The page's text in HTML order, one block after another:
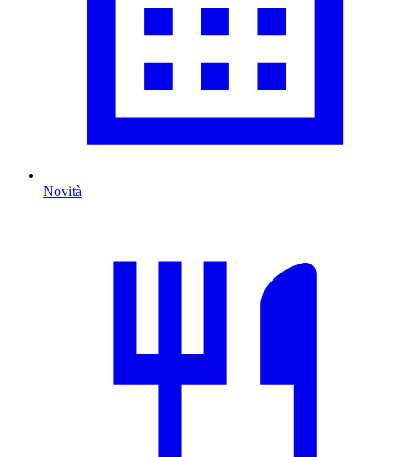
Novità